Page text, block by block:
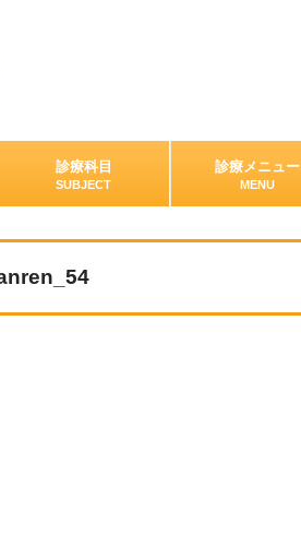
診療科目
SUBJECT
診療メニュー
MENU